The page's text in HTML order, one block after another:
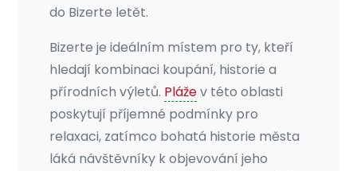
do Bizerte letět.
Bizerte je ideálním místem pro ty, kteří
hledají kombinaci koupání, historie a
přírodních výletů. Plážev této oblasti
poskytují příjemné podmínky pro
relaxaci, zatímco bohatá historie města
láká návštěvníky k objevování jeho